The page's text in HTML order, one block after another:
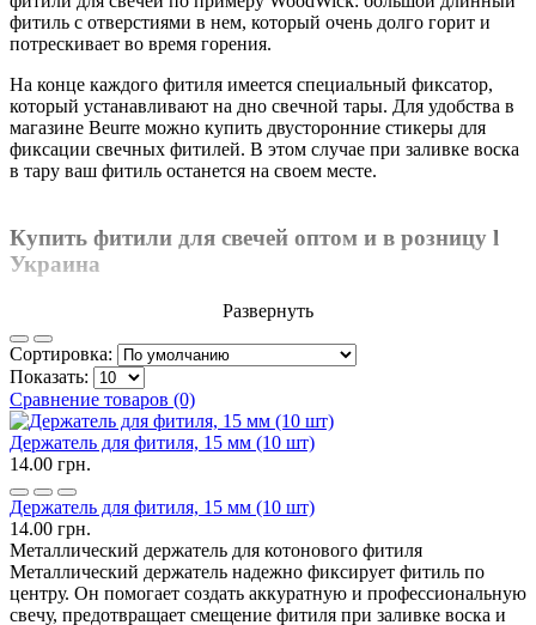
фитиль с отверстиями в нем, который очень долго горит и
потрескивает во время горения.
На конце каждого фитиля имеется специальный фиксатор,
который устанавливают на дно свечной тары. Для удобства в
магазине Beurre можно купить двусторонние стикеры для
фиксации свечных фитилей. В этом случае при заливке воска
в тару ваш фитиль останется на своем месте.
Купить фитили для свечей оптом и в розницу l
Украина
Развернуть
Сортировка:
Показать:
Сравнение товаров (0)
Держатель для фитиля, 15 мм (10 шт)
14.00 грн.
Держатель для фитиля, 15 мм (10 шт)
14.00 грн.
Металлический держатель для котонового фитиля
Металлический держатель надежно фиксирует фитиль по
центру. Он помогает создать аккуратную и профессиональную
свечу, предотвращает смещение фитиля при заливке воска и